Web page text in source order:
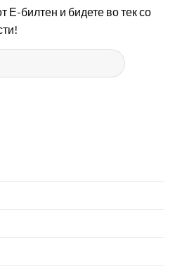
Е-билтен и бидете во тек со